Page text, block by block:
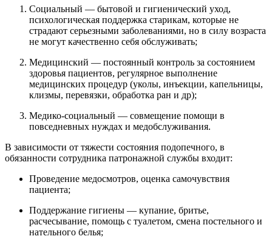
Социальный — бытовой и гигиенический уход,
психологическая поддержка старикам, которые не
страдают серьезными заболеваниями, но в силу возраста
не могут качественно себя обслуживать;
Медицинский — постоянный контроль за состоянием
здоровья пациентов, регулярное выполнение
медицинских процедур (уколы, инъекции, капельницы,
клизмы, перевязки, обработка ран и др);
Медико-социальный — совмещение помощи в
повседневных нуждах и медобслуживания.
В зависимости от тяжести состояния подопечного, в
обязанности сотрудника патронажной службы входит:
Проведение медосмотров, оценка самочувствия
пациента;
Поддержание гигиены — купание, бритье,
расчесывание, помощь с туалетом, смена постельного и
нательного белья;